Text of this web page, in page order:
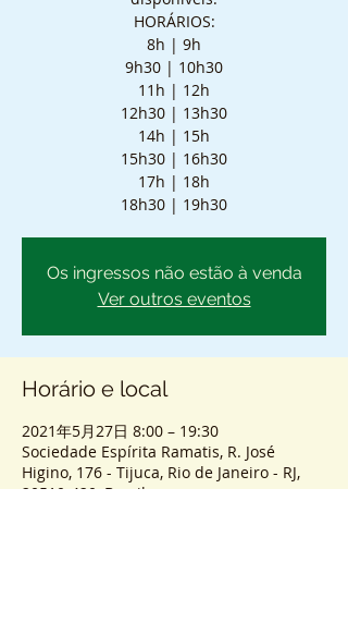
HORÁRIOS:
8h | 9h
9h30 | 10h30
11h | 12h
12h30 | 13h30
14h | 15h
15h30 | 16h30
17h | 18h
18h30 | 19h30
Os ingressos não estão à venda
Ver outros eventos
Horário e local
2021年5月27日 8:00 – 19:30
Sociedade Espírita Ramatis, R. José
Higino, 176 - Tijuca, Rio de Janeiro - RJ,
20510-420, Brasil